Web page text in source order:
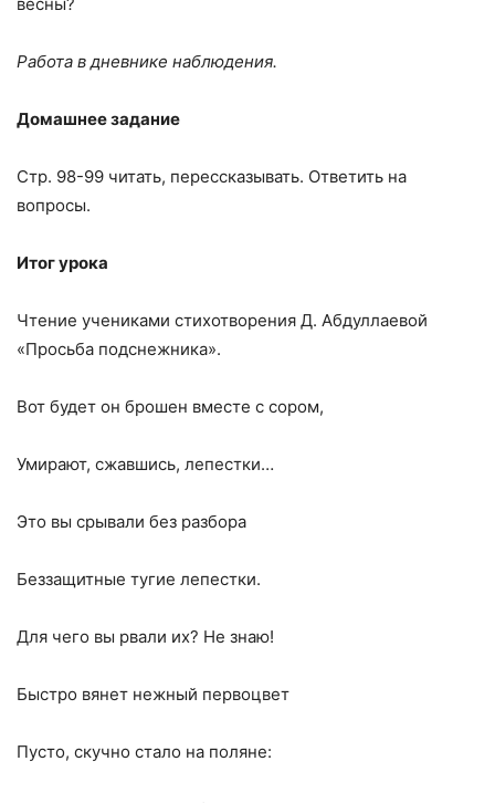
Работа в дневнике наблюдения.
Домашнее задание
Стр. 98-99 читать, перессказывать. Ответить на
вопросы.
Итог урока
Чтение учениками стихотворения Д. Абдуллаевой
«Просьба подснежника».
Вот будет он брошен вместе с сором,
Умирают, сжавшись, лепестки…
Это вы срывали без разбора
Беззащитные тугие лепестки.
Для чего вы рвали их? Не знаю!
Быстро вянет нежный первоцвет
Пусто, скучно стало на поляне: